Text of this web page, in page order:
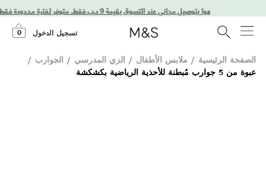
تسجيل الدخول 0
الصفحة الرئيسية / ملابس الأطفال / الزي المدرسي / الجوارب /
عبوة من 5 جوارب مُبطنة للأحذية الرياضية بكشكشة